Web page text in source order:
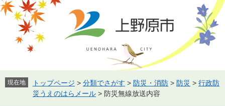
ペ
ー
す。
メ
ニ
し
て
現在地 トップページ > 分類でさがす > 防災・消防 > 防災 > 行政防
災うえのはらメール > 防災無線放送内容